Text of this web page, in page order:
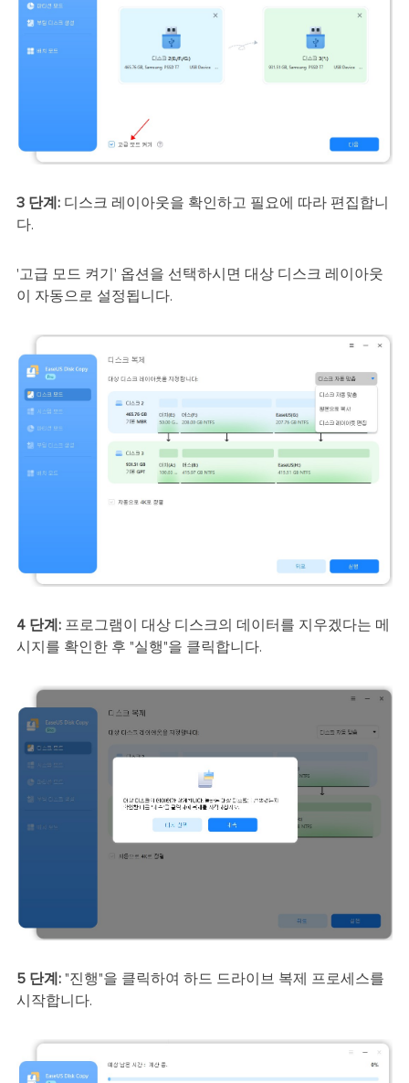
3 단계: 디스크 레이아웃을 확인하고 필요에 따라 편집합니
다.
'고급 모드 켜기' 옵션을 선택하시면 대상 디스크 레이아웃
이 자동으로 설정됩니다.
4 단계:프로그램이 대상 디스크의 데이터를 지우겠다는 메
시지를 확인한 후 "실행"을 클릭합니다.
5 단계: "진행"을 클릭하여 하드 드라이브 복제 프로세스를
시작합니다.